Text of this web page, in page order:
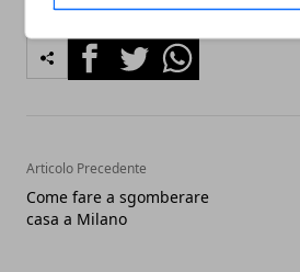
FacebookTwitterWhatsapp
Articolo Precedente
Come fare a sgomberare
casa a Milano